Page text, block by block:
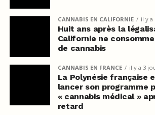
CANNABIS EN CALIFORNIE il y a
Huit ans après la
Californie ne
de cannabis
CANNABIS EN FRANCE il y a 3
La Polynésie française
lancer son programme
« cannabis médical »
retard